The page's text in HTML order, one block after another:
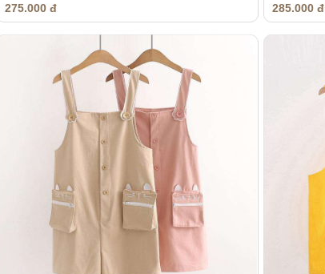
275.000 đ 285.000 đ